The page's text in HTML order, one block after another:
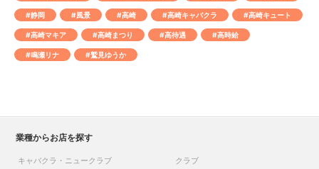
#静岡 #風景 #高崎 #高崎キャバクラ #高崎キュート
#高崎マキア #高崎まつり #高待遇 #高時給
#鳴瀬リナ #鷲見ゆうか
業種からお店を探す
キャバクラ・ニュークラブ
クラブ